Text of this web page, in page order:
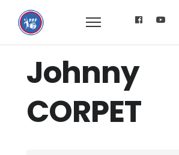
Johnny
CORPET